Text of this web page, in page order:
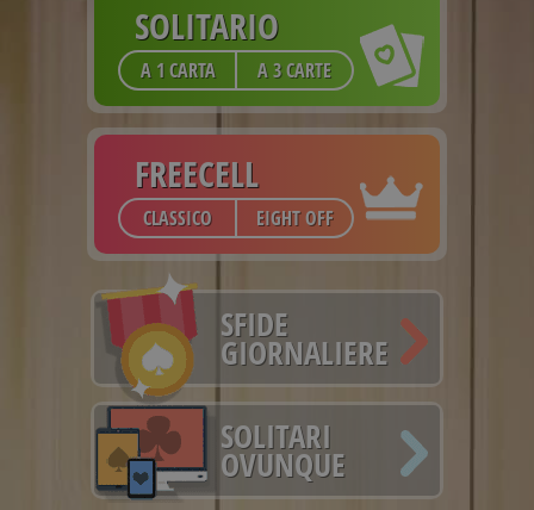
SOLITARIO
A 1 CARTA A 3 CARTE
FREECELL
CLASSICO EIGHT OFF
SFIDE
GIORNALIERE
SOLITARI
OVUNQUE